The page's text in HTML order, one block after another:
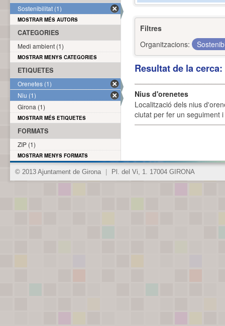
Filtres
Organitzacions:
Resultat de la
Nius d'orenetes
Localització dels nius
ciutat per fer un seguiment
Sostenibilitat (1)
MOSTRAR MÉS AUTORS
CATEGORIES
Medi ambient (1)
MOSTRAR MENYS CATEGORIES
ETIQUETES
Orenetes (1)
Niu (1)
Girona (1)
MOSTRAR MÉS ETIQUETES
FORMATS
ZIP (1)
MOSTRAR MENYS FORMATS
© 2013 Ajuntament de Girona Pl. del Vi, 1. 17004 GIRONA